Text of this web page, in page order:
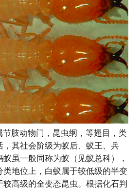
肢动物门，昆虫纲，等翅目，类
，其社会阶级为蚁后、蚁王、兵
虽一般同称为蚁（见蚁总科），
类地位上，白蚁属于较低级的半变
高级的全变态昆虫。根据化石判